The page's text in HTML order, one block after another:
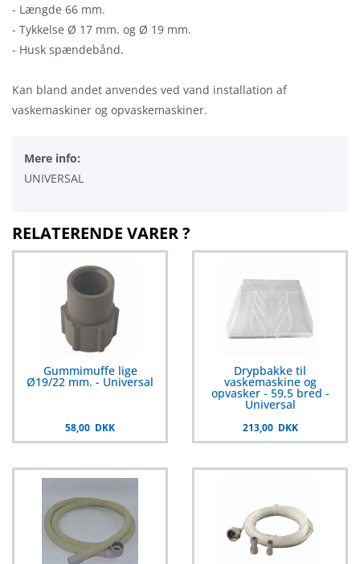
- Længde 66 mm.
- Tykkelse Ø 17 mm. og Ø 19 mm.
- Husk spændebånd.
Kan bland andet anvendes ved vand installation af
vaskemaskiner og opvaskemaskiner.
Mere info:
UNIVERSAL
RELATERENDE VARER ?
Gummimuffe lige
Ø19/22 mm. - Universal
58,00 DKK
Drypbakke til
vaskemaskine og
opvasker - 59,5 bred -
Universal
213,00 DKK